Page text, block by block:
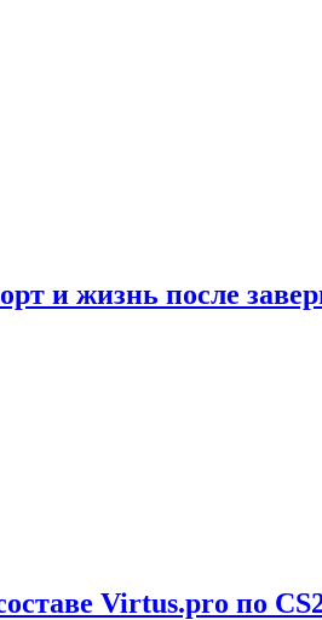
и жизнь после
Virtus.pro по